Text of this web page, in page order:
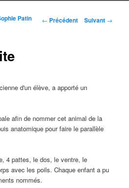
Navigation des articles
← Précédent Suivant →
Patin
d'un élève, a apporté un
afin de nommer cet animal de la
anatomique pour faire le parallèle
4 pattes, le dos, le ventre, le
avec les poils. Chaque enfant a pu
nommés.